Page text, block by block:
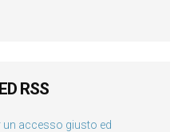
RSS
un accesso giusto ed